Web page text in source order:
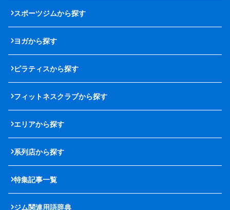
スポーツジムから探す
ヨガから探す
ピラティスから探す
フィットネスクラブから探す
エリアから探す
系列店から探す
特集記事一覧
ジム関連用語辞典